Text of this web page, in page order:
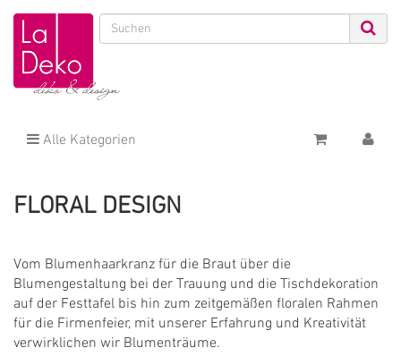
Alle Kategorien
FLORAL DESIGN
Vom Blumenhaarkranz für die Braut über die
Blumengestaltung bei der Trauung und die Tischdekoration
auf der Festtafel bis hin zum zeitgemäßen floralen Rahmen
für die Firmenfeier, mit unserer Erfahrung und Kreativität
verwirklichen wir Blumenträume.